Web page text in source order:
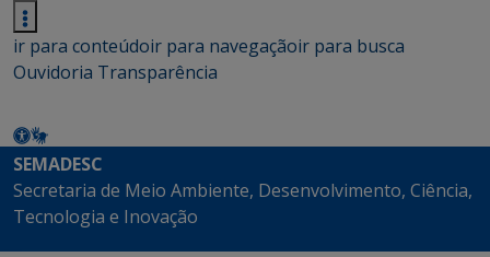
ir para conteúdoir para navegaçãoir para busca
Ouvidoria Transparência
SEMADESC
Secretaria de Meio Ambiente, Desenvolvimento, Ciência,
Tecnologia e Inovação